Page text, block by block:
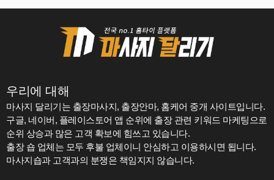
우리에 대해
마사지 달리기는 출장마사지, 출장안마, 홈케어 중개 사이트입니다.
구글, 네이버, 플레이스토어 앱 순위에 출장 관련 키워드 마케팅으로
순위 상승과 많은 고객 확보에 힘쓰고 있습니다.
출장 숍 업체는 모두 후불 업체이니 안심하고 이용하시면 됩니다.
마사지숍과 고객과의 분쟁은 책임지지 않습니다.